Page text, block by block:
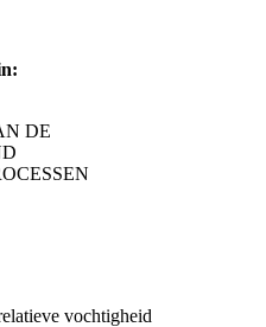
DE
vochtigheid